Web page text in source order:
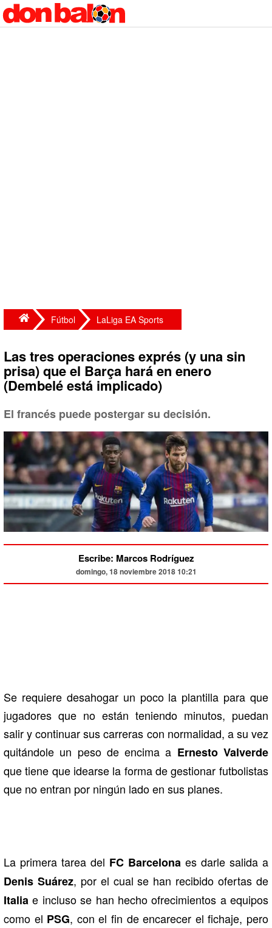
Fútbol LaLiga EA Sports
Las tres operaciones exprés (y una sin
prisa) que el Barça hará en enero
(Dembelé está implicado)
El francés puede postergar su decisión.
Escribe: Marcos Rodríguez
domingo, 18 noviembre 2018 10:21
Se requiere desahogar un poco la plantilla para que
jugadores que no están teniendo minutos, puedan
salir y continuar sus carreras con normalidad, a su vez
quitándole un peso de encima a Ernesto Valverde
que tiene que idearse la forma de gestionar futbolistas
que no entran por ningún lado en sus planes.
La primera tarea del FC Barcelona es darle salida a
Denis Suárez, por el cual se han recibido ofertas de
Italia e incluso se han hecho ofrecimientos a equipos
como el PSG, con el fin de encarecer el fichaje, pero